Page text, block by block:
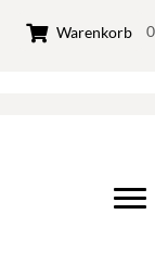
Warenkorb 0